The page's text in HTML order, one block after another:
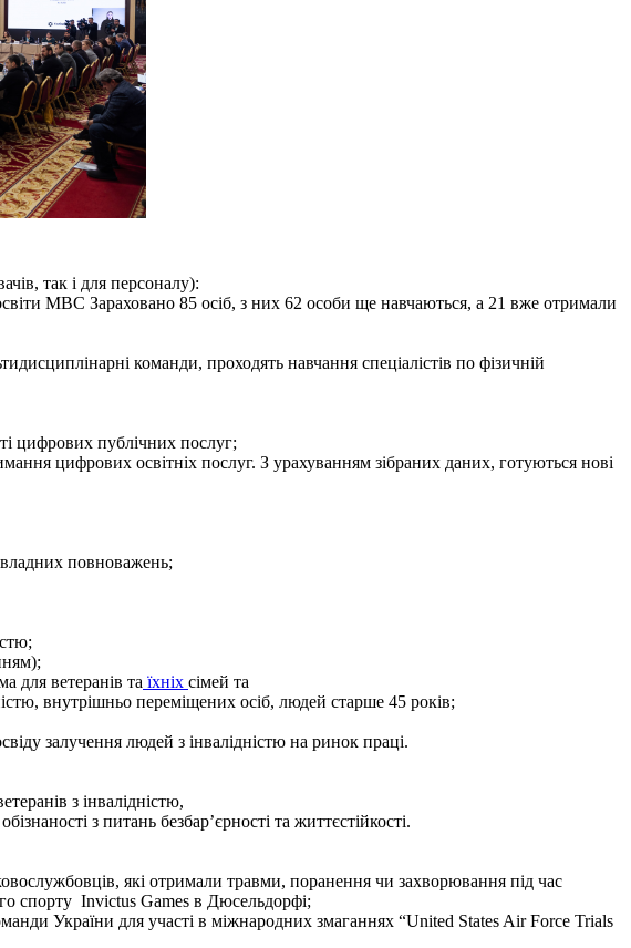
так і для персоналу):
МВС Зараховано 85 осіб, з них 62 особи ще навчаються, а 21 вже отримали
команди, проходять навчання спеціалістів по фізичній
цифрових публічних послуг;
цифрових освітніх послуг. З урахуванням зібраних даних, готуються нові
владних повноважень;
для ветеранів та їхніх сімей та
внутрішньо переміщених осіб, людей старше 45 років;
залучення людей з інвалідністю на ринок праці.
з інвалідністю,
з питань безбар’єрності та життєстійкості.
які отримали травми, поранення чи захворювання під час
спорту Invictus Games в Дюсельдорфі;
України для участі в міжнародних змаганнях “United States Air Force Trials